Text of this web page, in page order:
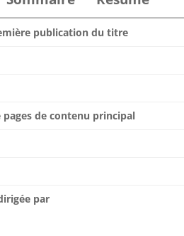
publication du titre
pages de contenu principal
par